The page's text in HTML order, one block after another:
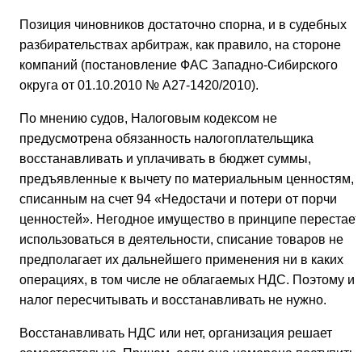
Позиция чиновников достаточно спорна, и в судебных
разбирательствах арбитраж, как правило, на стороне
компаний (постановление ФАС Западно-Сибирского
округа от 01.10.2010 № А27-1420/2010).
По мнению судов, Налоговым кодексом не
предусмотрена обязанность налогоплательщика
восстанавливать и уплачивать в бюджет суммы,
предъявленные к вычету по материальным ценностям,
списанным на счет 94 «Недостачи и потери от порчи
ценностей». Негодное имущество в принципе перестает
использоваться в деятельности, списание товаров не
предполагает их дальнейшего применения ни в каких
операциях, в том числе не облагаемых НДС. Поэтому и
налог пересчитывать и восстанавливать не нужно.
Восстанавливать НДС или нет, организация решает